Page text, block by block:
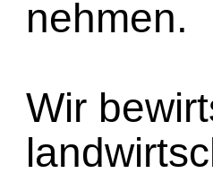
nehmen.
Wir